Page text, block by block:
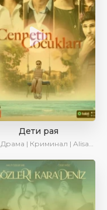
Дети рая
Драма | Криминал | AlisaDirilis | Новинки | Сериалы 2025